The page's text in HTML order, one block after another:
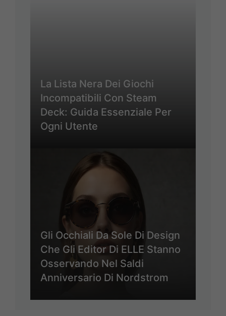
La Lista Nera Dei Giochi
Incompatibili Con Steam
Deck: Guida Essenziale Per
Ogni Utente
Gli Occhiali Da Sole Di Design
Che Gli Editor Di ELLE Stanno
Osservando Nel Saldi
Anniversario Di Nordstrom